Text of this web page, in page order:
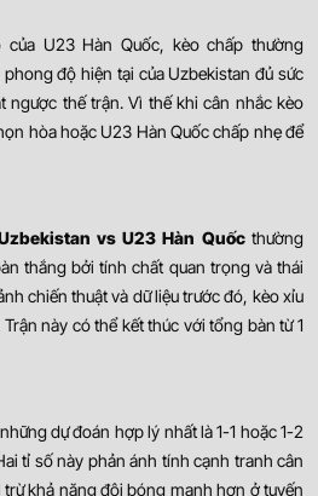
U23 Hàn Quốc, kèo chấp thường
độ hiện tại của Uzbekistan đủ sức
ngược thế trận. Vì thế khi cân nhắc kèo
hòa hoặc U23 Hàn Quốc chấp nhẹ để
vs U23 Hàn Quốcthường
thắng bởi tính chất quan trọng và thái
chiến thuật và dữ liệu trước đó, kèo xỉu
này có thể kết thúc với tổng bàn từ 1
dự đoán hợp lý nhất là 1-1 hoặc 1-2
tỉ số này phản ánh tính cạnh tranh cân
khả năng đội bóng mạnh hơn ở tuyến